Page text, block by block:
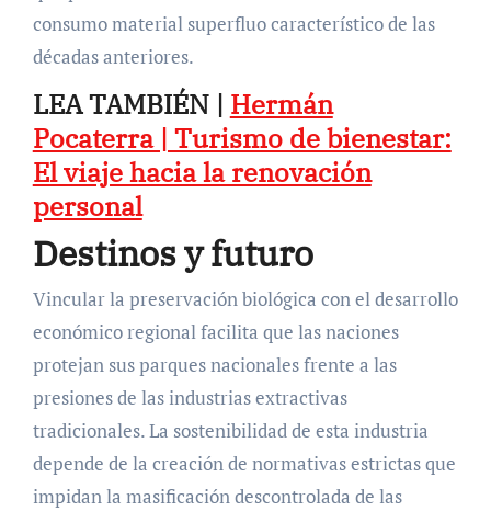
consumo material superfluo característico de las
décadas anteriores.
LEA TAMBIÉN | Hermán
Pocaterra | Turismo de bienestar:
El viaje hacia la renovación
personal
Destinos y futuro
Vincular la preservación biológica con el desarrollo
económico regional facilita que las naciones
protejan sus parques nacionales frente a las
presiones de las industrias extractivas
tradicionales. La sostenibilidad de esta industria
depende de la creación de normativas estrictas que
impidan la masificación descontrolada de las